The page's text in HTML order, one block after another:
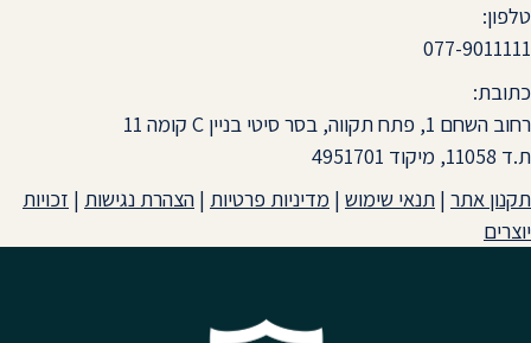
טלפון:
077-9011111
כתובת:
רחוב השחם 1, פתח תקווה, בסר סיטי בניין C קומה 11
ת.ד 11058, מיקוד 4951701
תקנון אתר | תנאי שימוש | מדיניות פרטיות | הצהרת נגישות | זכויות
יוצרים